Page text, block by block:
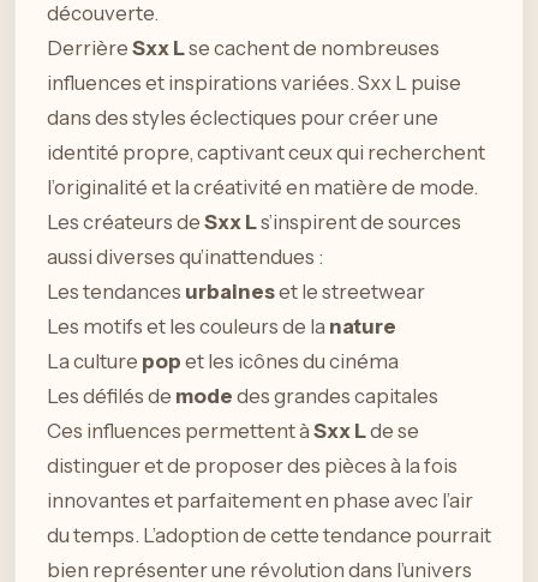
découverte.
Derrière Sxx Lse cachent de nombreuses
influences et inspirations variées. Sxx L puise
dans des styles éclectiques pour créer une
identité propre, captivant ceux qui recherchent
l’originalité et la créativité en matière de mode.
Les créateurs de Sxx Ls’inspirent de sources
aussi diverses qu’inattendues :
Les tendances urbaineset le streetwear
Les motifs et les couleurs de la nature
La culture pop et les icônes du cinéma
Les défilés de mode des grandes capitales
Ces influences permettent àSxx Lde se
distinguer et de proposer des pièces à la fois
innovantes et parfaitement en phase avec l’air
du temps. L’adoption de cette tendance pourrait
bien représenter une révolution dans l’univers